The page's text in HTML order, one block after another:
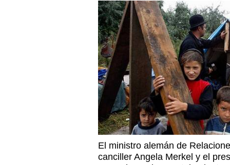
El ministro alemán de
canciller Angela Merkel y el